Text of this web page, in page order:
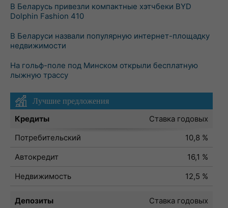
В Беларусь привезли компактные хэтчбеки BYD
Dolphin Fashion 410
В Беларуси назвали популярную интернет-площадку
недвижимости
На гольф-поле под Минском открыли бесплатную
лыжную трассу
Лучшие предложения
Кредиты
Ставка годовых
Потребительский
10,8 %
Автокредит
16,1 %
Недвижимость
12,5 %
Депозиты
Ставка годовых